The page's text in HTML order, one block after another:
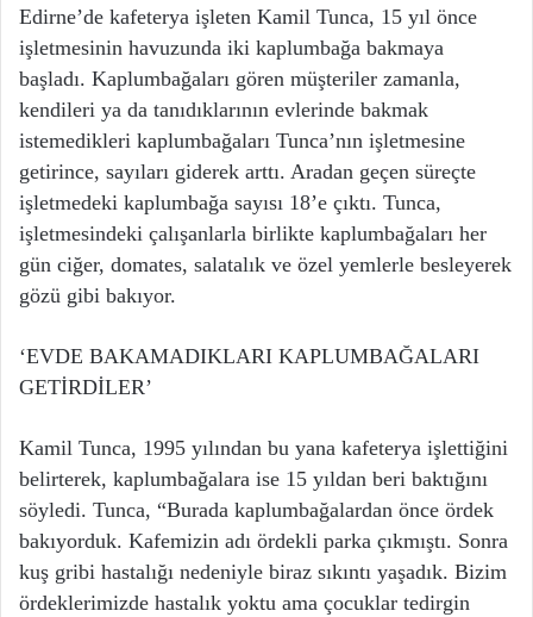
Edirne’de kafeterya işleten Kamil Tunca, 15 yıl önce
işletmesinin havuzunda iki kaplumbağa bakmaya
başladı. Kaplumbağaları gören müşteriler zamanla,
kendileri ya da tanıdıklarının evlerinde bakmak
istemedikleri kaplumbağaları Tunca’nın işletmesine
getirince, sayıları giderek arttı. Aradan geçen süreçte
işletmedeki kaplumbağa sayısı 18’e çıktı. Tunca,
işletmesindeki çalışanlarla birlikte kaplumbağaları her
gün ciğer, domates, salatalık ve özel yemlerle besleyerek
gözü gibi bakıyor.
‘EVDE BAKAMADIKLARI KAPLUMBAĞALARI
GETİRDİLER’
Kamil Tunca, 1995 yılından bu yana kafeterya işlettiğini
belirterek, kaplumbağalara ise 15 yıldan beri baktığını
söyledi. Tunca, “Burada kaplumbağalardan önce ördek
bakıyorduk. Kafemizin adı ördekli parka çıkmıştı. Sonra
kuş gribi hastalığı nedeniyle biraz sıkıntı yaşadık. Bizim
ördeklerimizde hastalık yoktu ama çocuklar tedirgin